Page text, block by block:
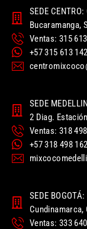
SEDE
Bucaramanga,
Ventas: 315
+57 315 613
SEDE
2 Diag.
Ventas: 318
+57 318 498
SEDE
Cundinamarca,
Ventas: 333